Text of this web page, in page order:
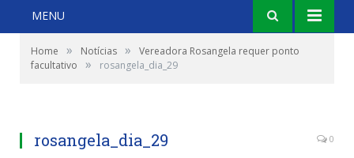
MENU
Home » Notícias »
Vereadora Rosangela requer ponto
facultativo
» rosangela_dia_29
rosangela_dia_29 0